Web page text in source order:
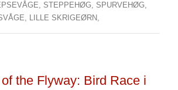
STEPPEHØG, SPURVEHØG,
LILLE SKRIGEØRN,
the Flyway: Bird Race i